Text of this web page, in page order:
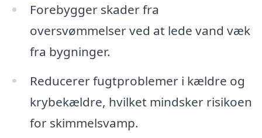
Forebygger skader fra
oversvømmelser ved at lede vand væk
fra bygninger.
Reducerer fugtproblemer i kældre og
krybekældre, hvilket mindsker risikoen
for skimmelsvamp.